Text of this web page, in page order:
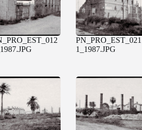
PN_PRO_EST_021
1_1987.JPG